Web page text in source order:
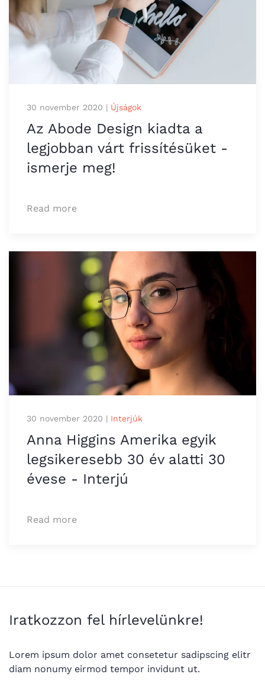
30 november 2020 | Újságok
Az Abode Design kiadta a
legjobban várt frissítésüket -
ismerje meg!
Read more
30 november 2020 | Interjúk
Anna Higgins Amerika egyik
legsikeresebb 30 év alatti 30
évese - Interjú
Read more
Iratkozzon fel hírlevelünkre!
Lorem ipsum dolor amet consetetur sadipscing elitr
diam nonumy eirmod tempor invidunt ut.